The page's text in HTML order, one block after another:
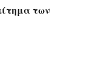
των